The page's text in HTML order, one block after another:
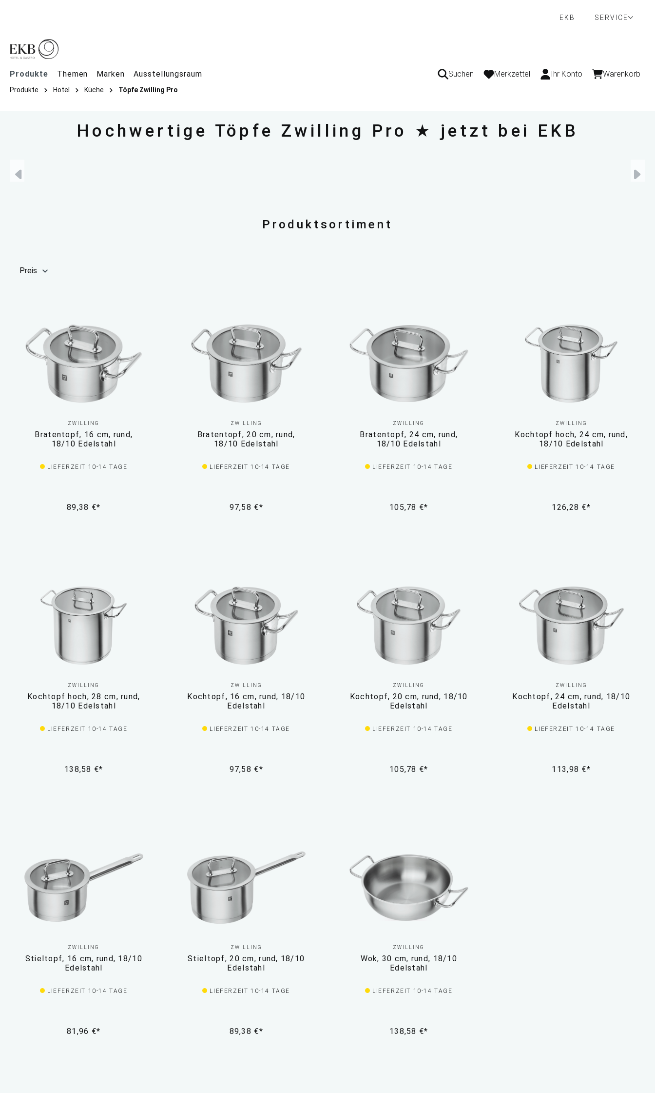
EKB
SERVICE
Produkte Themen Marken Ausstellungsraum Suchen Merkzettel Ihr Konto Warenkorb
Produkte Hotel Küche Töpfe Zwilling Pro
Hochwertige Töpfe Zwilling Pro ★ jetzt bei EKB
Produktsortiment
Preis
ZWILLING
Bratentopf, 16 cm, rund,
18/10 Edelstahl
LIEFERZEIT 10-14 TAGE
89,38 €*
ZWILLING
Bratentopf, 20 cm, rund,
18/10 Edelstahl
LIEFERZEIT 10-14 TAGE
97,58 €*
ZWILLING
Bratentopf, 24 cm, rund,
18/10 Edelstahl
LIEFERZEIT 10-14 TAGE
105,78 €*
ZWILLING
Kochtopf hoch, 24 cm, rund,
18/10 Edelstahl
LIEFERZEIT 10-14 TAGE
126,28 €*
ZWILLING
Kochtopf hoch, 28 cm, rund,
18/10 Edelstahl
LIEFERZEIT 10-14 TAGE
138,58 €*
ZWILLING
Kochtopf, 16 cm, rund, 18/10
Edelstahl
LIEFERZEIT 10-14 TAGE
97,58 €*
ZWILLING
Kochtopf, 20 cm, rund, 18/10
Edelstahl
LIEFERZEIT 10-14 TAGE
105,78 €*
ZWILLING
Kochtopf, 24 cm, rund, 18/10
Edelstahl
LIEFERZEIT 10-14 TAGE
113,98 €*
ZWILLING
Stieltopf, 16 cm, rund, 18/10
Edelstahl
LIEFERZEIT 10-14 TAGE
81,96 €*
ZWILLING
Stieltopf, 20 cm, rund, 18/10
Edelstahl
LIEFERZEIT 10-14 TAGE
89,38 €*
ZWILLING
Wok, 30 cm, rund, 18/10
Edelstahl
LIEFERZEIT 10-14 TAGE
138,58 €*